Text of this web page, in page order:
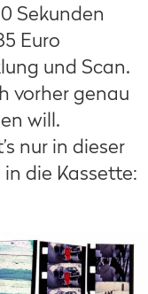
Sekunden
Euro
und Scan.
vorher genau
will.
nur in dieser
die Kassette: